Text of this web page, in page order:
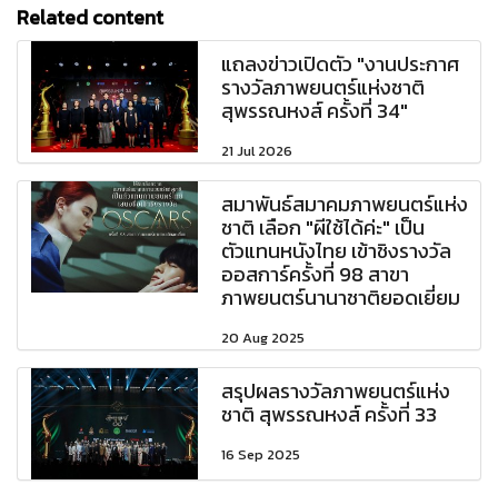
Related content
แถลงข่าวเปิดตัว "งานประกาศ
รางวัลภาพยนตร์แห่งชาติ
สุพรรณหงส์ ครั้งที่ 34"
21 Jul 2026
สมาพันธ์สมาคมภาพยนตร์แห่ง
ชาติ เลือก "ผีใช้ได้ค่ะ" เป็น
ตัวแทนหนังไทย เข้าชิงรางวัล
ออสการ์ครั้งที่ 98 สาขา
ภาพยนตร์นานาชาติยอดเยี่ยม
20 Aug 2025
สรุปผลรางวัลภาพยนตร์แห่ง
ชาติ สุพรรณหงส์ ครั้งที่ 33
16 Sep 2025